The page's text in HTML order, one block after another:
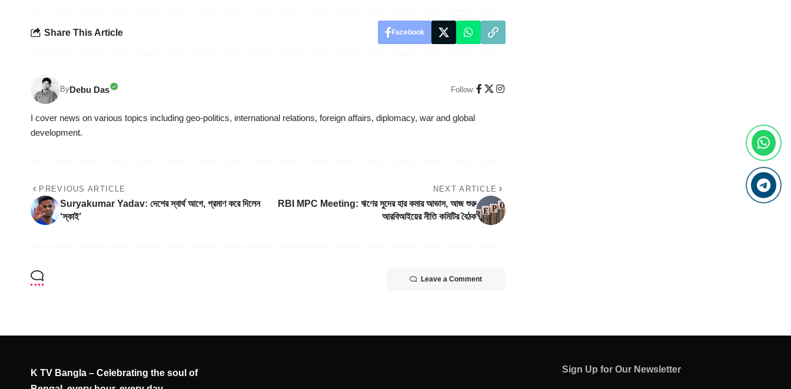
Share This Article Facebook
ByDebu Das Follow:
I cover news on various topics including geo-politics, international relations, foreign affairs, diplomacy, war and global
development.
PREVIOUS ARTICLE
Suryakumar Yadav: দেশের স্বার্থ আগে, প্রমাণ করে দিলেন
‘স্কাই’
NEXT ARTICLE
RBI MPC Meeting: ঋণের সুদের হার কমার আভাস, আজ শুরু
আরবিআইয়ের নীতি কমিটির বৈঠক
Leave a Comment
K TV Bangla – Celebrating the soul of
Sign Up for Our Newsletter